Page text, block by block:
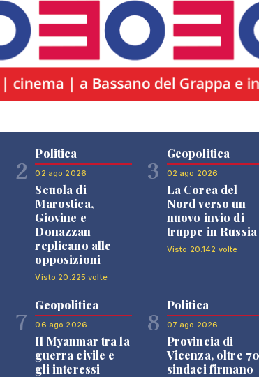
2
Politica
02 ago 2026
Scuola di
Marostica,
Giovine e
Donazzan
replicano alle
opposizioni
Visto 20.225 volte
3
Geopolitica
02 ago 2026
La Corea del
Nord verso un
nuovo invio di
truppe in Russia
Visto 20.142 volte
7
Geopolitica
06 ago 2026
Il Myanmar tra la
guerra civile e
gli interessi
8
Politica
07 ago 2026
Provincia di
Vicenza, oltre
sindaci firmano